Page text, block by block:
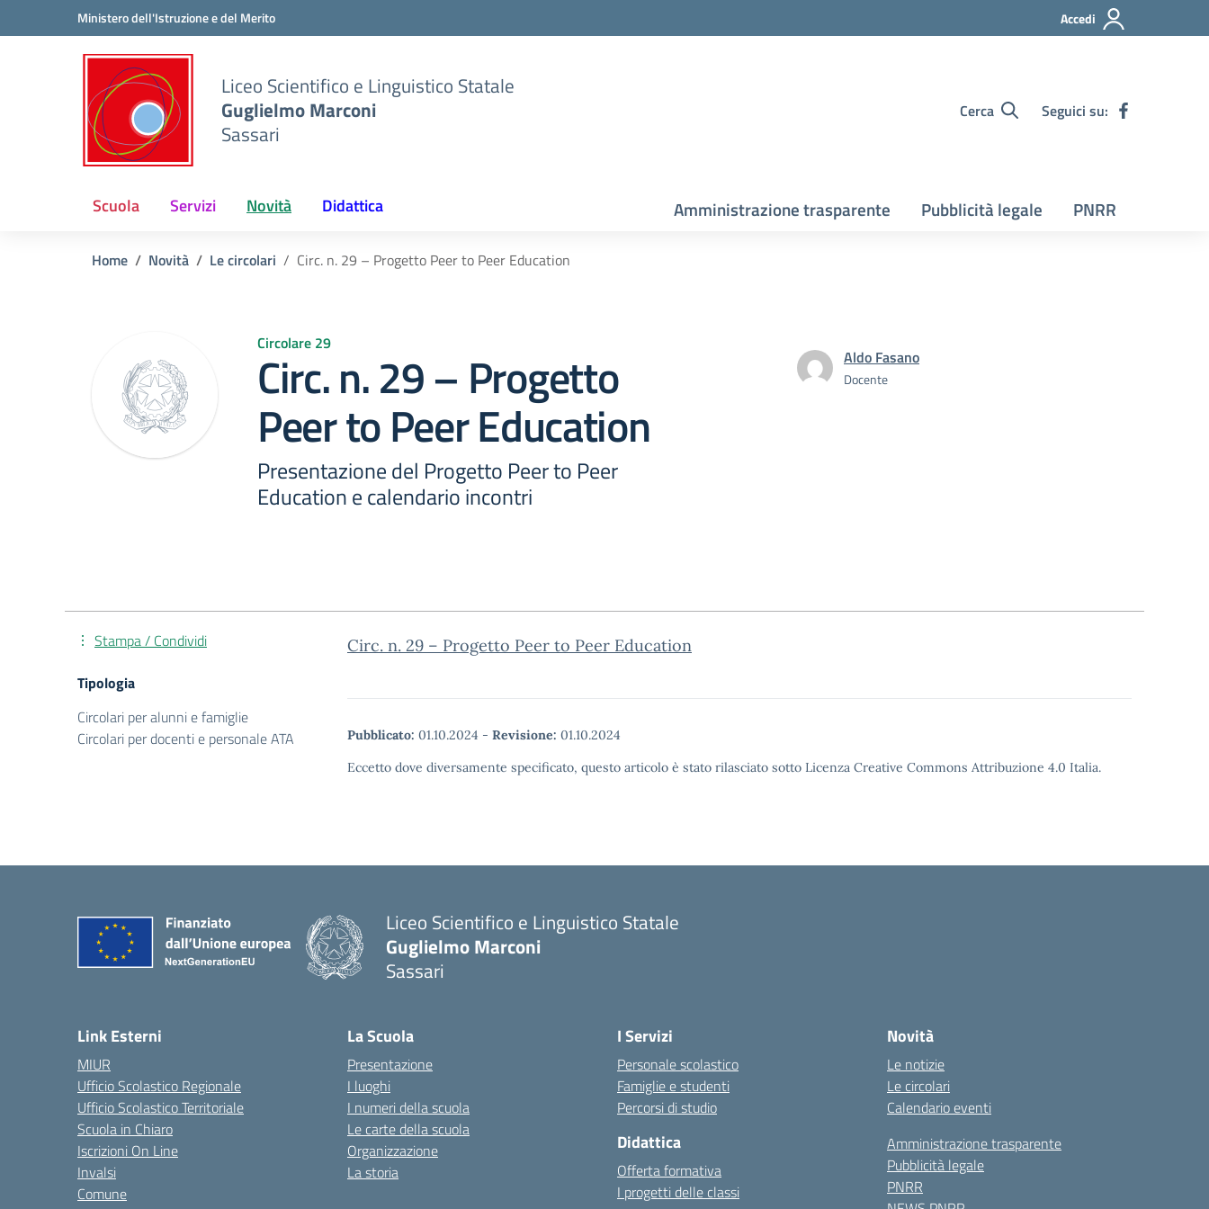
Vai ai contenuti
Vai al menu di navigazioneMinistero dell'Istruzione e del Merito Accedi
Liceo Scientifico e Linguistico Statale
Guglielmo Marconi
Sassari
Cerca Seguici su:
Scuola Servizi Novità Didattica Amministrazione trasparente Pubblicità legale PNRR
Home Novità Le circolari Circ. n. 29 – Progetto Peer to Peer Education
Circolare 29
Circ. n. 29 – Progetto
Peer to Peer Education
Presentazione del Progetto Peer to Peer
Education e calendario incontri
Aldo Fasano
Docente
Circ. n. 29 – Progetto Peer to Peer Education
Pubblicato: 01.10.2024 - Revisione: 01.10.2024
Eccetto dove diversamente specificato, questo articolo è stato rilasciato sotto Licenza Creative Commons Attribuzione 4.0 Italia.
Stampa / Condividi
Tipologia
Circolari per alunni e famiglie
Circolari per docenti e personale ATA
Liceo Scientifico e Linguistico Statale
Guglielmo Marconi
Sassari
Link Esterni
MIUR
Ufficio Scolastico Regionale
Ufficio Scolastico Territoriale
Scuola in Chiaro
Iscrizioni On Line
Invalsi
Comune
La Scuola
Presentazione
I luoghi
I numeri della scuola
Le carte della scuola
Organizzazione
La storia
I Servizi
Personale scolastico
Famiglie e studenti
Percorsi di studio
Didattica
Offerta formativa
I progetti delle classi
Novità
Le notizie
Le circolari
Calendario eventi
Amministrazione trasparente
Pubblicità legale
PNRR